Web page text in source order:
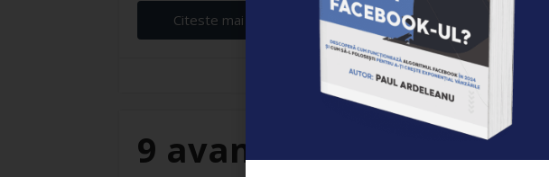
Citeste mai departe...
Elena Ardeleanu 26/01/2025
9 avantaje ale creării